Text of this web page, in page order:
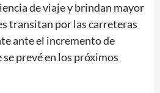
de viaje y brindan mayor
transitan por las carreteras
ante el incremento de
prevé en los próximos